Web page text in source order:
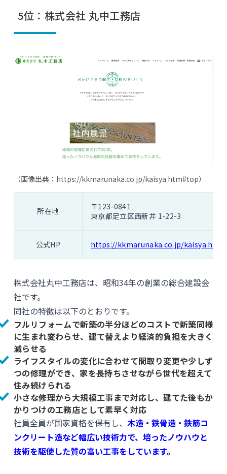
5位：株式会社 丸中工務店
（画像出典： https://kkmarunaka.co.jp/kaisya.htm#top）
所在地
〒123-0841
東京都足立区西新井 1-22-3
公式HP https://kkmarunaka.co.jp/
株式会社丸中工務店は、昭和34年の創業の総合建設会
社です。
同社の特徴は以下のとおりです。
フルリフォームで新築の半分ほどのコストで新築同様
に生まれ変わらせ、建て替えより経済的負担を大きく
減らせる
ライフスタイルの変化に合わせて間取り変更や少しず
つの修理ができ、家を長持ちさせながら世代を超えて
住み続けられる
小さな修理から大規模工事まで対応し、建てた後もか
かりつけの工務店として素早く対応
社員全員が国家資格を保有し、 木造・鉄骨造・鉄筋コ
ンクリート造など幅広い技術力で、培ったノウハウと
技術を駆使した質の高い工事をしています。